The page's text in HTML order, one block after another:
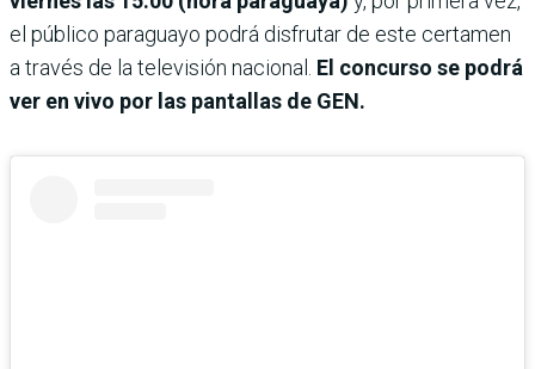
el público paraguayo podrá disfrutar de este certamen
a través de la televisión nacional. El concurso se podrá
ver en vivo por las pantallas de GEN.